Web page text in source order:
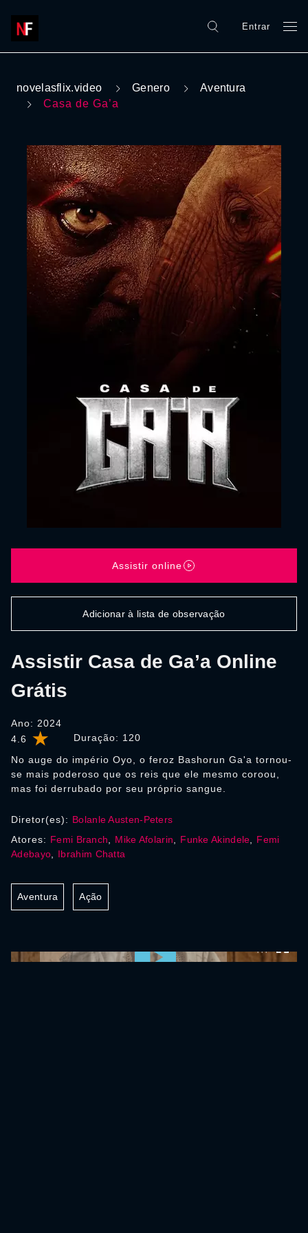
Entrar
novelasflix.video Genero
Aventura
Casa de Ga’a
4.6 Duração: 120
Assistir Casa de Ga’a Online
Grátis
Ano: 2024
No auge do império Oyo, o feroz Bashorun Ga'a tornou-
se mais poderoso que os reis que ele mesmo coroou,
mas foi derrubado por seu próprio sangue.
Assistir online
Adicionar à lista de observação
Diretor(es): Bolanle Austen-Peters
Atores: Femi Branch Mike Afolarin Funke Akindele
Femi
Adebayo
Ibrahim Chatta
Aventura Ação